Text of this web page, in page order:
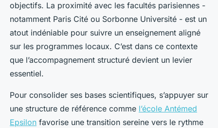
objectifs. La proximité avec les facultés parisiennes -
notamment Paris Cité ou Sorbonne Université - est un
atout indéniable pour suivre un enseignement aligné
sur les programmes locaux. C’est dans ce contexte
que l’accompagnement structuré devient un levier
essentiel.
Pour consolider ses bases scientifiques, s’appuyer sur
une structure de référence comme l’école Antémed
Epsilon favorise une transition sereine vers le rythme